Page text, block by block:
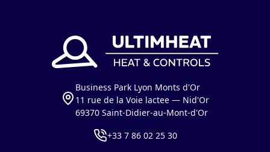
Business Park Lyon Monts d'Or
11 rue de la Voie lactee — Nid'Or
69370 Saint-Didier-au-Mont-d'Or
+33 7 86 02 25 30